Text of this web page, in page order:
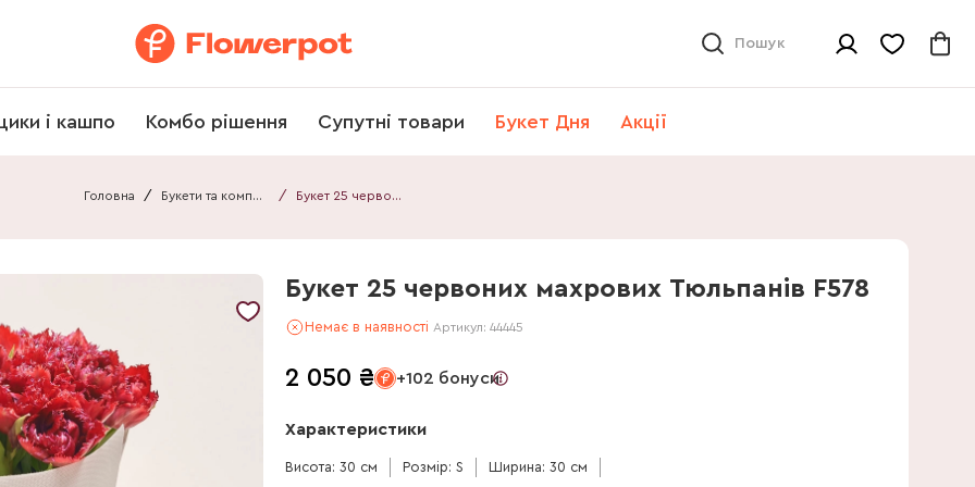
Пошук
і кашпо Комбо рішення Супутні товари Букет Дня Акції
Головна / Букети та композиції / Букет 25 червоних махрових Тюльпанів F578
Букет 25 червоних махрових Тюльпанів F578
Немає в наявності Артикул: 44445
2 050 ₴ +102 бонуси
Характеристики
Висота: 30 см Розмір: S Ширина: 30 см